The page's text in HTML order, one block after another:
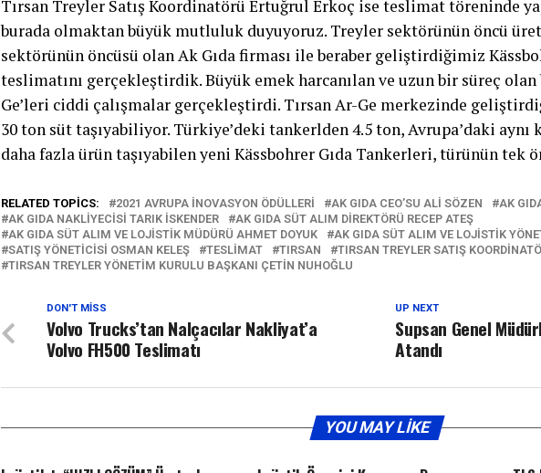
Tırsan Treyler Satış Koordinatörü Ertuğrul Erkoç ise teslimat töreninde
burada olmaktan büyük mutluluk duyuyoruz. Treyler sektörünün öncü
sektörünün öncüsü olan Ak Gıda firması ile beraber geliştirdiğimiz
teslimatını gerçekleştirdik. Büyük emek harcanılan ve uzun bir süreç
Ge’leri ciddi çalışmalar gerçekleştirdi. Tırsan Ar-Ge merkezinde
30 ton süt taşıyabiliyor. Türkiye’deki tankerlden 4.5 ton, Avrupa’daki
daha fazla ürün taşıyabilen yeni Kässbohrer Gıda Tankerleri, türünün tek
RELATED TOPICS: 2021 AVRUPA İNOVASYON ÖDÜLLERI AK GIDA CEO’SU ALI SÖZEN
AK
AK GIDA NAKLIYECISI TARIK İSKENDER
AK GIDA SÜT ALIM DIREKTÖRÜ RECEP ATEŞ
AK GIDA SÜT ALIM VE LOJISTIK MÜDÜRÜ AHMET DOYUK
AK GIDA SÜT ALIM VE LOJISTIK
SATIŞ YÖNETICISI OSMAN KELEŞ
TESLIMAT TIRSAN
TIRSAN TREYLER SATIŞ
TIRSAN TREYLER YÖNETIM KURULU BAŞKANI ÇETIN NUHOĞLU
UP NEXT
Supsan Genel
Atandı
DON'T MISS
Volvo Trucks’tan Nalçacılar Nakliyat’a
Volvo FH500 Teslimatı
YOU MAY LIKE